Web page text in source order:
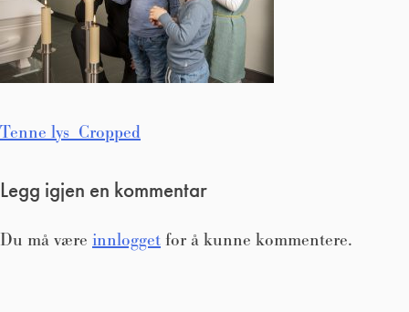
Innleggsnavigasjon
Tenne lys_Cropped
Legg igjen en kommentar
Du må være innlogget for å kunne kommentere.